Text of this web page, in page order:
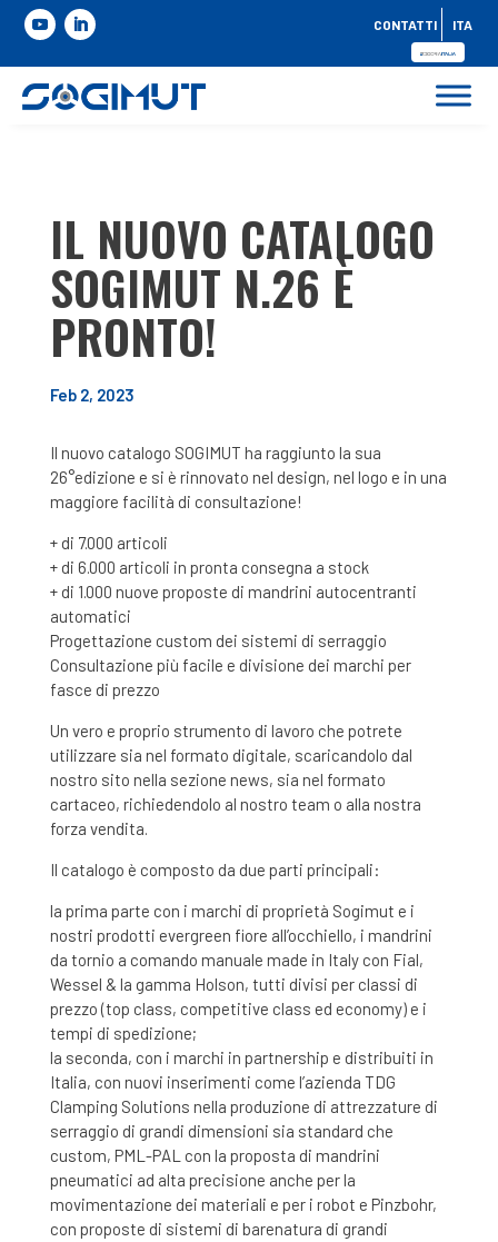
CONTATTI ITA
IL NUOVO CATALOGO
SOGIMUT N.26 È
PRONTO!
Feb 2, 2023
Il nuovo catalogo SOGIMUT ha raggiunto la sua
26°edizione e si è rinnovato nel design, nel logo e in una
maggiore facilità di consultazione!
+ di 7.000 articoli
+ di 6.000 articoli in pronta consegna a stock
+ di 1.000 nuove proposte di mandrini autocentranti
automatici
Progettazione custom dei sistemi di serraggio
Consultazione più facile e divisione dei marchi per
fasce di prezzo
Un vero e proprio strumento di lavoro che potrete
utilizzare sia nel formato digitale, scaricandolo dal
nostro sito nella sezione news, sia nel formato
cartaceo, richiedendolo al nostro team o alla nostra
forza vendita.
Il catalogo è composto da due parti principali:
la prima parte con i marchi di proprietà Sogimut e i
nostri prodotti evergreen fiore all’occhiello, i mandrini
da tornio a comando manuale made in Italy con Fial,
Wessel & la gamma Holson, tutti divisi per classi di
prezzo (top class, competitive class ed economy) e i
tempi di spedizione;
la seconda, con i marchi in partnership e distribuiti in
Italia, con nuovi inserimenti come l’azienda TDG
Clamping Solutions nella produzione di attrezzature di
serraggio di grandi dimensioni sia standard che
custom, PML-PAL con la proposta di mandrini
pneumatici ad alta precisione anche per la
movimentazione dei materiali e per i robot e Pinzbohr,
con proposte di sistemi di barenatura di grandi